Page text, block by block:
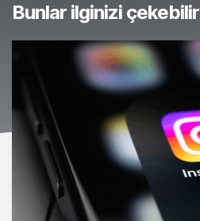
Bunlar ilginizi çekebilir